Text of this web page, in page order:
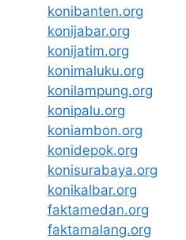
konibanten.org
konijabar.org
konijatim.org
konimaluku.org
konilampung.org
konipalu.org
koniambon.org
konidepok.org
konisurabaya.org
konikalbar.org
faktamedan.org
faktamalang.org